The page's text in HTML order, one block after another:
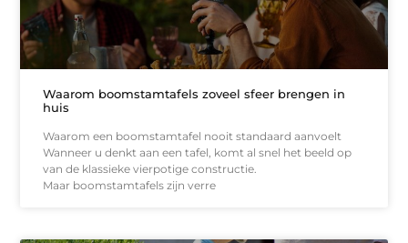
Waarom boomstamtafels zoveel sfeer brengen in
huis
Waarom een boomstamtafel nooit standaard aanvoelt
Wanneer u denkt aan een tafel, komt al snel het beeld op
van de klassieke vierpotige constructie.
Maar boomstamtafels zijn verre